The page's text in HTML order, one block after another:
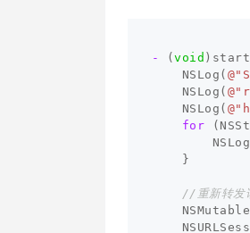
- (void )
NSLog (
NSLog (
NSLog (
for
(
NSLog
}
//重新转发